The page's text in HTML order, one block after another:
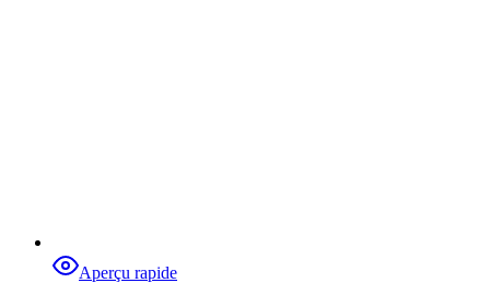
Aperçu rapide